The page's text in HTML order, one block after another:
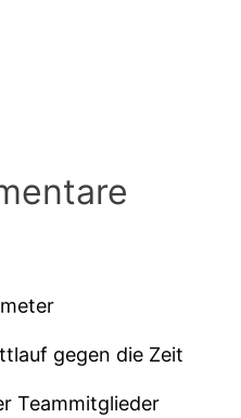
gegen die Zeit
Teammitglieder